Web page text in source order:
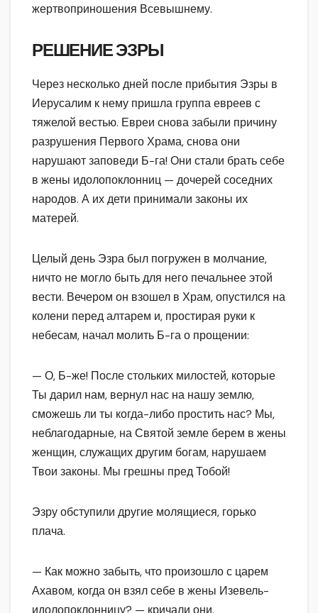
жертвоприношения Всевышнему.
РЕШЕНИЕ ЭЗРЫ
Через несколько дней после прибытия Эзры в
Иерусалим к нему пришла группа евреев с
тяжелой вестью. Евреи снова забыли причину
разрушения Первого Храма, снова они
нарушают заповеди Б-га! Они стали брать себе
в жены идолопоклонниц — дочерей соседних
народов. А их дети принимали законы их
матерей.
Целый день Эзра был погружен в молчание,
ничто не могло быть для него печальнее этой
вести. Вечером он взошел в Храм, опустился на
колени перед алтарем и, простирая руки к
небесам, начал молить Б-га о прощении:
— О, Б-же! После стольких милостей, которые
Ты дарил нам, вернул нас на нашу землю,
сможешь ли ты когда-либо простить нас? Мы,
неблагодарные, на Святой земле берем в жены
женщин, служащих другим богам, нарушаем
Твои законы. Мы грешны пред Тобой!
Эзру обступили другие молящиеся, горько
плача.
— Как можно забыть, что произошло с царем
Ахавом, когда он взял себе в жены Изевель-
идолопоклонницу? — кричали они.